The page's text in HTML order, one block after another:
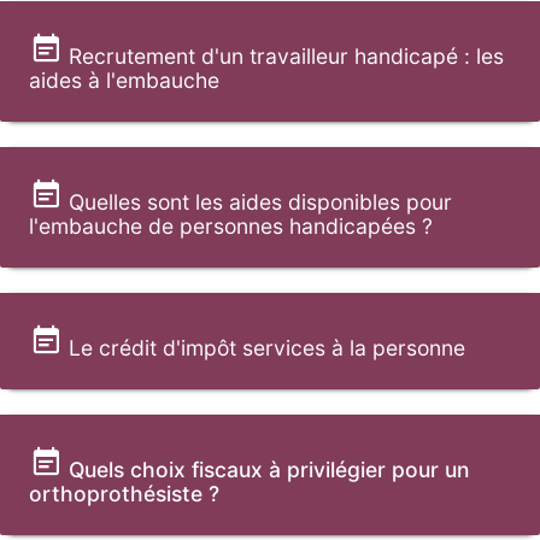
Recrutement d'un travailleur handicapé : les
aides à l'embauche
Quelles sont les aides disponibles pour
l'embauche de personnes handicapées ?
Le crédit d'impôt services à la personne
Quels choix fiscaux à privilégier pour un
orthoprothésiste ?